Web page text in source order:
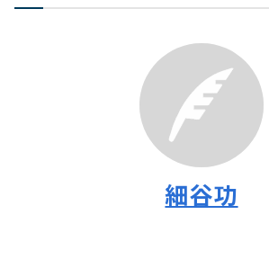
細谷功